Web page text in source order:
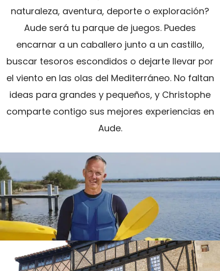
naturaleza, aventura, deporte o exploración?
Aude será tu parque de juegos. Puedes
encarnar a un caballero junto a un castillo,
buscar tesoros escondidos o dejarte llevar por
el viento en las olas del Mediterráneo. No faltan
ideas para grandes y pequeños, y Christophe
comparte contigo sus mejores experiencias en
Aude.